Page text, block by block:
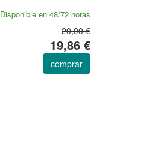
Disponible en 48/72 horas
20,90 €
19,86 €
comprar